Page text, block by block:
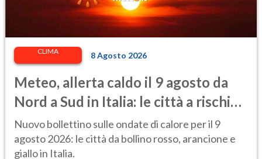
CLIMA 8 Agosto 2026
Meteo, allerta caldo il 9 agosto da
Nord a Sud in Italia: le città a rischio
per il Ministero della Salute
Nuovo bollettino sulle ondate di calore per il 9
agosto 2026: le città da bollino rosso, arancione e
giallo in Italia.